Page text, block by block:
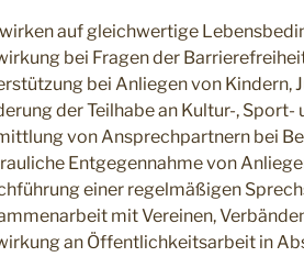
auf gleichwertige
bei Fragen der
bei Anliegen von Kindern,
der Teilhabe an Kultur-,
von Ansprechpartnern bei
Entgegennahme von
einer regelmäßigen
mit Vereinen,
an Öffentlichkeitsarbeit in